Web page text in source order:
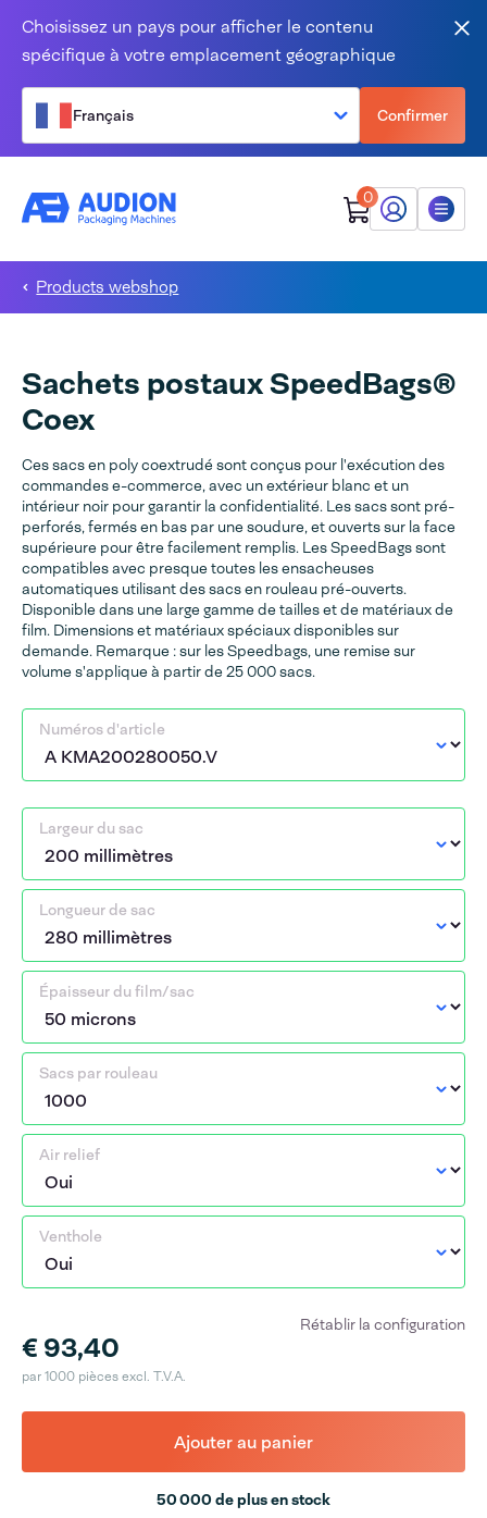
Choisissez un pays pour afficher le contenu
spécifique à votre emplacement géographique
Français Confirmer
0
Mon Audion
Menu
Products webshop
Sachets postaux SpeedBags®
Coex
Ces sacs en poly coextrudé sont conçus pour l'exécution des
commandes e-commerce, avec un extérieur blanc et un
intérieur noir pour garantir la confidentialité. Les sacs sont pré-
perforés, fermés en bas par une soudure, et ouverts sur la face
supérieure pour être facilement remplis. Les SpeedBags sont
compatibles avec presque toutes les ensacheuses
automatiques utilisant des sacs en rouleau pré-ouverts.
Disponible dans une large gamme de tailles et de matériaux de
film. Dimensions et matériaux spéciaux disponibles sur
demande. Remarque : sur les Speedbags, une remise sur
volume s'applique à partir de 25 000 sacs.
Numéros d'article
Largeur du sac
Longueur de sac
Épaisseur du film/sac
Sacs par rouleau
Air relief
Venthole
€ 93,40
par 1000 pièces excl. T.V.A.
Rétablir la configuration
Ajouter au panier
50 000 de plus en stock